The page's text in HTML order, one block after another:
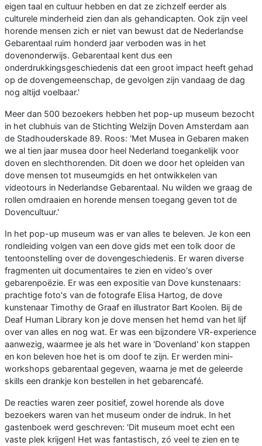
eigen taal en cultuur hebben en dat ze zichzelf eerder als
culturele minderheid zien dan als gehandicapten. Ook zijn veel
horende mensen zich er niet van bewust dat de Nederlandse
Gebarentaal ruim honderd jaar verboden was in het
dovenonderwijs. Gebarentaal kent dus een
onderdrukkingsgeschiedenis dat een groot impact heeft gehad
op de dovengemeenschap, de gevolgen zijn vandaag de dag
nog altijd voelbaar.'
Meer dan 500 bezoekers hebben het pop-up museum bezocht
in het clubhuis van de Stichting Welzijn Doven Amsterdam aan
de Stadhouderskade 89. Roos: 'Met Musea in Gebaren maken
we al tien jaar musea door heel Nederland toegankelijk voor
doven en slechthorenden. Dit doen we door het opleiden van
dove mensen tot museumgids en het ontwikkelen van
videotours in Nederlandse Gebarentaal. Nu wilden we graag de
rollen omdraaien en horende mensen toegang geven tot de
Dovencultuur.'
In het pop-up museum was er van alles te beleven. Je kon een
rondleiding volgen van een dove gids met een tolk door de
tentoonstelling over de dovengeschiedenis. Er waren diverse
fragmenten uit documentaires te zien en video's over
gebarenpoëzie. Er was een expositie van Dove kunstenaars:
prachtige foto's van de fotografe Elisa Hartog, de dove
kunstenaar Timothy de Graaf en illustrator Bart Koolen. Bij de
Deaf Human Library kon je dove mensen het hemd van het lijf
over van alles en nog wat. Er was een bijzondere VR-experience
aanwezig, waarmee je als het ware in 'Dovenland' kon stappen
en kon beleven hoe het is om doof te zijn. Er werden mini-
workshops gebarentaal gegeven, waarna je met de geleerde
skills een drankje kon bestellen in het gebarencafé.
De reacties waren zeer positief, zowel horende als dove
bezoekers waren van het museum onder de indruk. In het
gastenboek werd geschreven: 'Dit museum moet echt een
vaste plek krijgen! Het was fantastisch, zó veel te zien en te